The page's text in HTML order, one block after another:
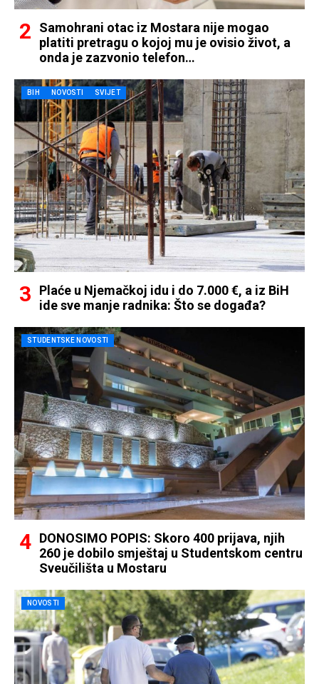
Samohrani otac iz Mostara nije mogao
platiti pretragu o kojoj mu je ovisio život, a
onda je zazvonio telefon…
BIH NOVOSTI SVIJET
Plaće u Njemačkoj idu i do 7.000 €, a iz BiH
ide sve manje radnika: Što se događa?
STUDENTSKE NOVOSTI
DONOSIMO POPIS: Skoro 400 prijava, njih
260 je dobilo smještaj u Studentskom centru
Sveučilišta u Mostaru
NOVOSTI